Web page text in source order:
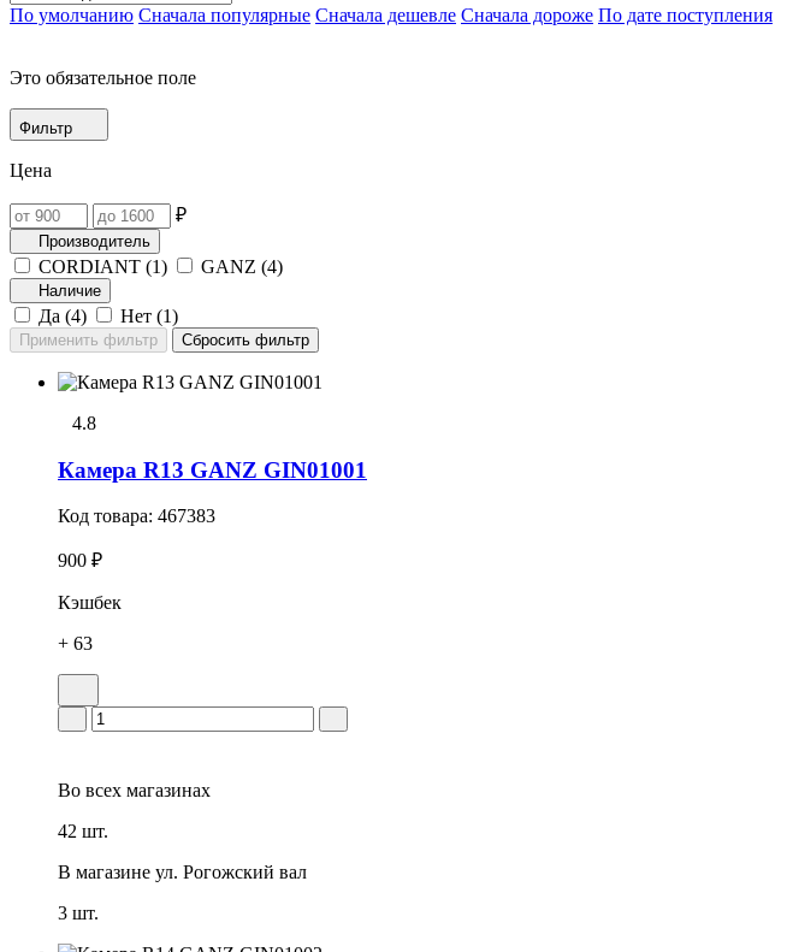
По умолчанию Сначала популярные Сначала дешевле Сначала дороже По дате поступления
Это обязательное поле
Фильтр
Цена
₽
Производитель
CORDIANT (1) GANZ (4)
Наличие
Да (4) Нет (1)
4.8
Камера R13 GANZ GIN01001
Код товара: 467383
900 ₽
Кэшбек
+ 63
Во всех магазинах
42 шт.
В магазине ул. Рогожский вал
3 шт.